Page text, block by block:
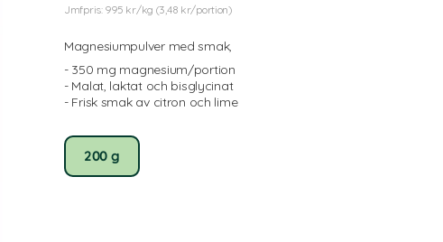
Jmfpris: 995 kr/kg (3,48 kr/portion)
Magnesiumpulver med smak,
- 350 mg magnesium/portion
- Malat, laktat och bisglycinat
- Frisk smak av citron och lime
200 g